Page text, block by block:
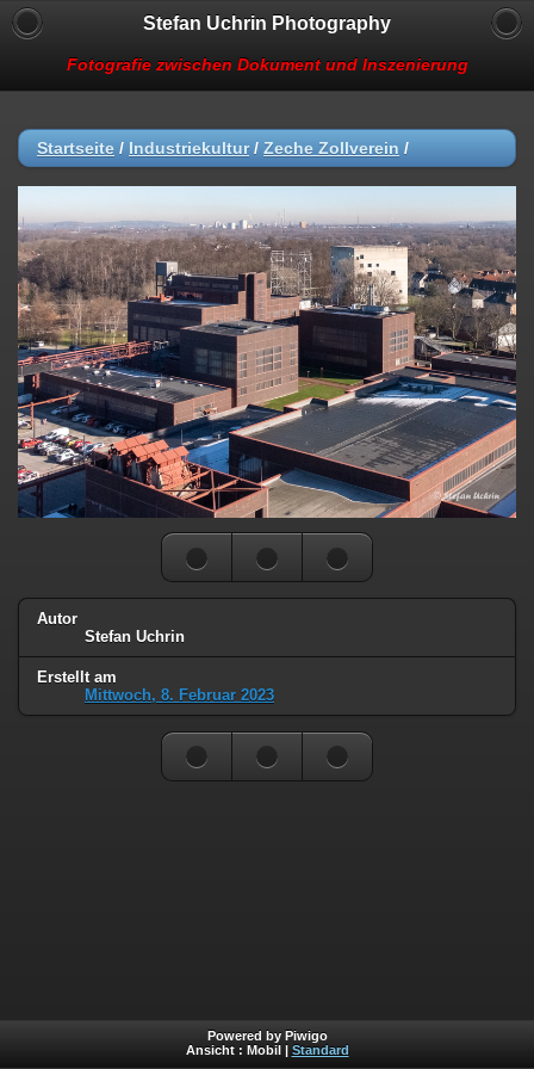
Stefan Uchrin Photography
Fotografie zwischen Dokument und Inszenierung
Startseite / Industriekultur/ Zeche Zollverein /
Autor
Stefan Uchrin
Erstellt am
Mittwoch, 8. Februar 2023
Powered by Piwigo
Ansicht : Mobil Standard